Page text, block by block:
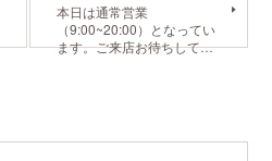
本日は通常営業
（9:00~20:00）となってい
ます。ご来店お待ちして…